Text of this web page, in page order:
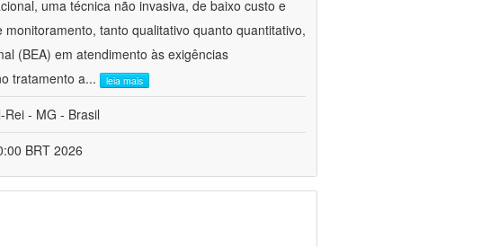
uma técnica não invasiva, de baixo custo e
tanto qualitativo quanto quantitativo,
(BEA) em atendimento às exigências
tratamento a... leia mais
- MG - Brasil
BRT 2026